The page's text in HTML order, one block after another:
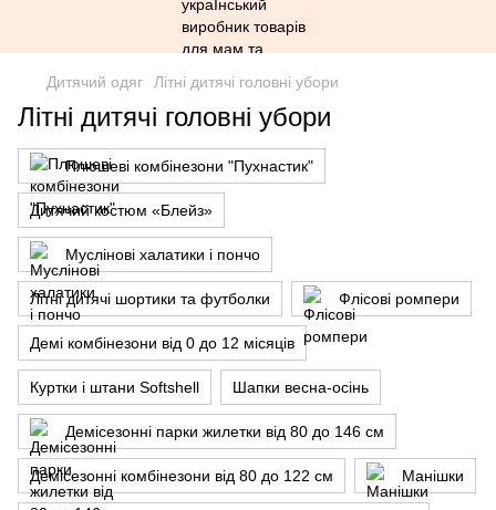
Дитячий одяг Літні дитячі головні убори
Літні дитячі головні убори
Плюшеві комбінезони "Пухнастик"
Дитячий костюм «Блейз»
Муслінові халатики і пончо
Літні дитячі шортики та футболки Флісові ромпери
Демі комбінезони від 0 до 12 місяців
Куртки і штани Softshell Шапки весна-осінь
Демісезонні парки жилетки від 80 до 146 см
Демісезонні комбінезони від 80 до 122 см Манішки